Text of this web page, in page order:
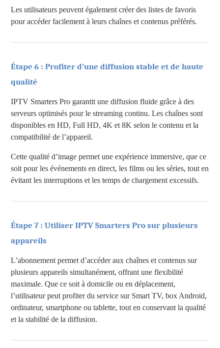
Les utilisateurs peuvent également créer des listes de favoris
pour accéder facilement à leurs chaînes et contenus préférés.
Étape 6 : Profiter d’une diffusion stable et de haute
qualité
IPTV Smarters Pro garantit une diffusion fluide grâce à des
serveurs optimisés pour le streaming continu. Les chaînes sont
disponibles en HD, Full HD, 4K et 8K selon le contenu et la
compatibilité de l’appareil.
Cette qualité d’image permet une expérience immersive, que ce
soit pour les événements en direct, les films ou les séries, tout en
évitant les interruptions et les temps de chargement excessifs.
Étape 7 : Utiliser IPTV Smarters Pro sur plusieurs
appareils
L’abonnement permet d’accéder aux chaînes et contenus sur
plusieurs appareils simultanément, offrant une flexibilité
maximale. Que ce soit à domicile ou en déplacement,
l’utilisateur peut profiter du service sur Smart TV, box Android,
ordinateur, smartphone ou tablette, tout en conservant la qualité
et la stabilité de la diffusion.